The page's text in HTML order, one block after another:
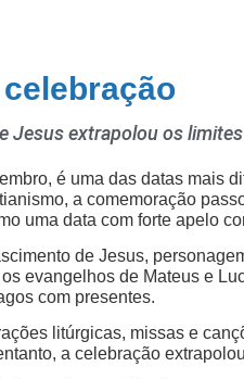
Jesus extrapolou os
é uma das datas mais
a comemoração
uma data com forte apelo
de Jesus,
evangelhos de Mateus e
com presentes.
litúrgicas, missas e
a celebração